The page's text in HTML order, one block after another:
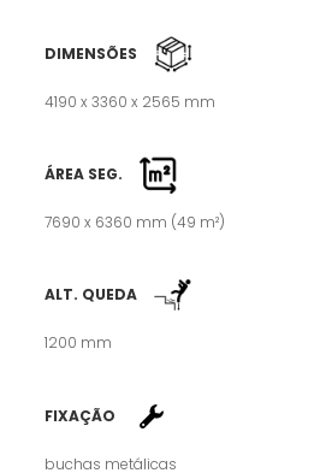
DIMENSÕES
4190 x 3360 x 2565 mm
ÁREA SEG.
7690 x 6360 mm (49 m²)
ALT. QUEDA
1200 mm
FIXAÇÃO
buchas metálicas